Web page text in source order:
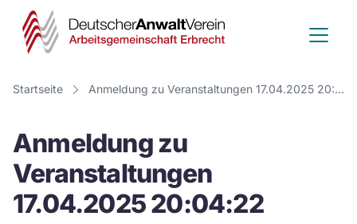
Deutscher
Anwalt
Verein
Startseite Anmeldung zu Veranstaltungen 17.04.2025 20:04:22
Anmeldung zu
Veranstaltungen
17.04.2025 20:04:22